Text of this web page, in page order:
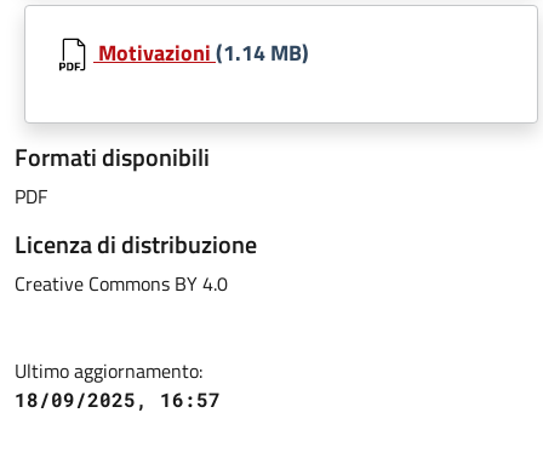
Motivazioni(1.14 MB)
Formati disponibili
PDF
Licenza di distribuzione
Creative Commons BY 4.0
Ultimo aggiornamento:
18/09/2025, 16:57